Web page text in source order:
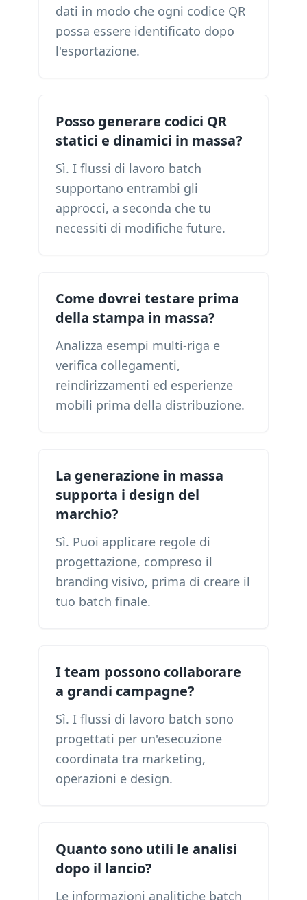
dati in modo che ogni codice QR
possa essere identificato dopo
l'esportazione.
Posso generare codici QR
statici e dinamici in massa?
Sì. I flussi di lavoro batch
supportano entrambi gli
approcci, a seconda che tu
necessiti di modifiche future.
Come dovrei testare prima
della stampa in massa?
Analizza esempi multi-riga e
verifica collegamenti,
reindirizzamenti ed esperienze
mobili prima della distribuzione.
La generazione in massa
supporta i design del
marchio?
Sì. Puoi applicare regole di
progettazione, compreso il
branding visivo, prima di creare il
tuo batch finale.
I team possono collaborare
a grandi campagne?
Sì. I flussi di lavoro batch sono
progettati per un'esecuzione
coordinata tra marketing,
operazioni e design.
Quanto sono utili le analisi
dopo il lancio?
Le informazioni analitiche batch